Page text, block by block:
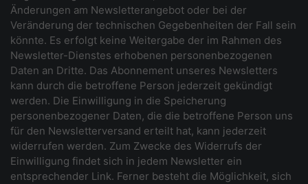
Änderungen am Newsletterangebot oder bei der
Veränderung der technischen Gegebenheiten der Fall sein
könnte. Es erfolgt keine Weitergabe der im Rahmen des
Newsletter-Dienstes erhobenen personenbezogenen
Daten an Dritte. Das Abonnement unseres Newsletters
kann durch die betroffene Person jederzeit gekündigt
werden. Die Einwilligung in die Speicherung
personenbezogener Daten, die die betroffene Person uns
für den Newsletterversand erteilt hat, kann jederzeit
widerrufen werden. Zum Zwecke des Widerrufs der
Einwilligung findet sich in jedem Newsletter ein
entsprechender Link. Ferner besteht die Möglichkeit, sich